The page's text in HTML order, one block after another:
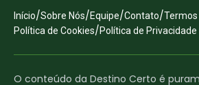
Início/Sobre Nós/Equipe/Contato/Termos
Política de Cookies/Política de Privacidade
O conteúdo da Destino Certo é